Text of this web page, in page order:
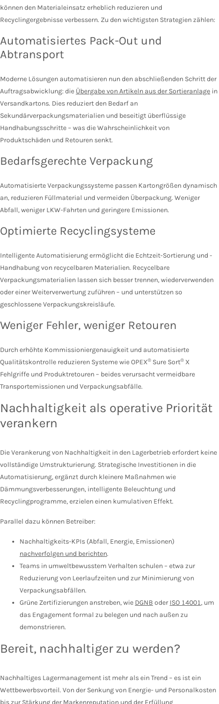
können den Materialeinsatz erheblich reduzieren und
Recyclingergebnisse verbessern. Zu den wichtigsten Strategien zählen:
Automatisiertes Pack-Out und
Abtransport
Moderne Lösungen automatisieren nun den abschließenden Schritt der
Auftragsabwicklung: die Übergabe von Artikeln aus der Sortieranlage in
Versandkartons. Dies reduziert den Bedarf an
Sekundärverpackungsmaterialien und beseitigt überflüssige
Handhabungsschritte – was die Wahrscheinlichkeit von
Produktschäden und Retouren senkt.
Bedarfsgerechte Verpackung
Automatisierte Verpackungssysteme passen Kartongrößen dynamisch
an, reduzieren Füllmaterial und vermeiden Überpackung. Weniger
Abfall, weniger LKW-Fahrten und geringere Emissionen.
Optimierte Recyclingsysteme
Intelligente Automatisierung ermöglicht die Echtzeit-Sortierung und -
Handhabung von recycelbaren Materialien. Recycelbare
Verpackungsmaterialien lassen sich besser trennen, wiederverwenden
oder einer Weiterverwertung zuführen – und unterstützen so
geschlossene Verpackungskreisläufe.
Weniger Fehler, weniger Retouren
Durch erhöhte Kommissioniergenauigkeit und automatisierte
Qualitätskontrolle reduzieren Systeme wie OPEX® Sure Sort® X
Fehlgriffe und Produktretouren – beides verursacht vermeidbare
Transportemissionen und Verpackungsabfälle.
Nachhaltigkeit als operative Priorität
verankern
Die Verankerung von Nachhaltigkeit in den Lagerbetrieb erfordert keine
vollständige Umstrukturierung. Strategische Investitionen in die
Automatisierung, ergänzt durch kleinere Maßnahmen wie
Dämmungsverbesserungen, intelligente Beleuchtung und
Recyclingprogramme, erzielen einen kumulativen Effekt.
Parallel dazu können Betreiber:
Nachhaltigkeits-KPIs (Abfall, Energie, Emissionen)
nachverfolgen und berichten.
Teams in umweltbewusstem Verhalten schulen – etwa zur
Reduzierung von Leerlaufzeiten und zur Minimierung von
Verpackungsabfällen.
Grüne Zertifizierungen anstreben, wie DGNB oder ISO 14001, um
das Engagement formal zu belegen und nach außen zu
demonstrieren.
Bereit, nachhaltiger zu werden?
Nachhaltiges Lagermanagement ist mehr als ein Trend – es ist ein
Wettbewerbsvorteil. Von der Senkung von Energie- und Personalkosten
bis zur Stärkung der Markenreputation und der Erfüllung